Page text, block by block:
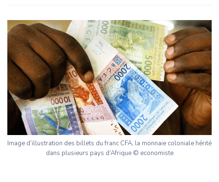
Image d’illustration des billets du franc CFA, la monnaie coloniale hérité
dans plusieurs pays d’Afrique © economiste